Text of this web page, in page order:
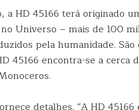
a HD 45166 terá originado
Universo – mais de 100
pela humanidade.
45166 encontra-se a